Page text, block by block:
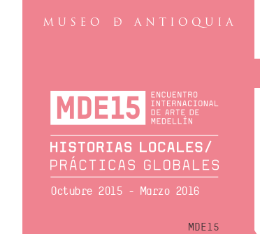
Octubre 2015 - Marzo 2016
MDE15